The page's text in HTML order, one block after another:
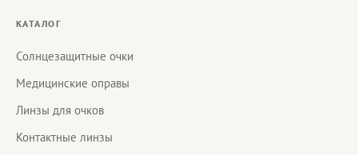
КАТАЛОГ
Солнцезащитные очки
Медицинские оправы
Линзы для очков
Контактные линзы